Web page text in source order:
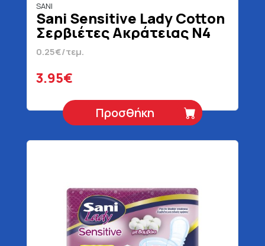
SANI
Sani Sensitive Lady Cotton
Σερβιέτες Ακράτειας N4
Extra 16 Τεμάχια
0.25€/τεμ.
3.95€
Προσθήκη